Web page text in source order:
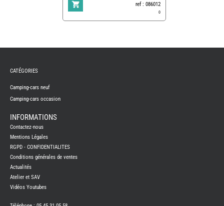
ref : 086012
0
CAMPING-
NEUFS
CAMPING-
CAMPING-
BENIMAR
CAMPING-
CARADO
CAMPING-
ITINEO
CATÉGORIES
Camping-cars neuf
Camping-cars occasion
INFORMATIONS
Contactez-nous
Mentions Légales
RGPD - CONFIDENTIALITES
Conditions générales de ventes
Actualités
Atelier et SAV
Vidéos Youtubes